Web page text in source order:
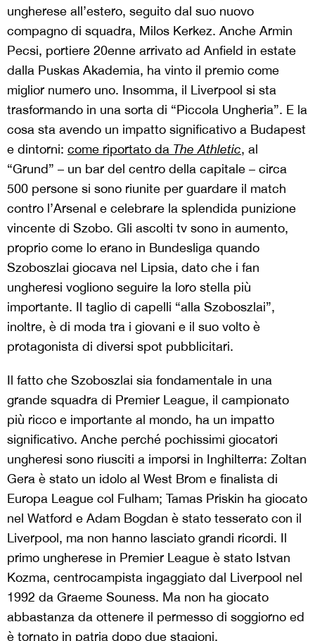
ungherese all’estero, seguito dal suo nuovo
compagno di squadra, Milos Kerkez. Anche Armin
Pecsi, portiere 20enne arrivato ad Anfield in estate
dalla Puskas Akademia, ha vinto il premio come
miglior numero uno. Insomma, il Liverpool si sta
trasformando in una sorta di “Piccola Ungheria”. E la
cosa sta avendo un impatto significativo a Budapest
e dintorni: come riportato da The Athletic, al
“Grund” – un bar del centro della capitale – circa
500 persone si sono riunite per guardare il match
contro l’Arsenal e celebrare la splendida punizione
vincente di Szobo. Gli ascolti tv sono in aumento,
proprio come lo erano in Bundesliga quando
Szoboszlai giocava nel Lipsia, dato che i fan
ungheresi vogliono seguire la loro stella più
importante. Il taglio di capelli “alla Szoboszlai”,
inoltre, è di moda tra i giovani e il suo volto è
protagonista di diversi spot pubblicitari.
Il fatto che Szoboszlai sia fondamentale in una
grande squadra di Premier League, il campionato
più ricco e importante al mondo, ha un impatto
significativo. Anche perché pochissimi giocatori
ungheresi sono riusciti a imporsi in Inghilterra: Zoltan
Gera è stato un idolo al West Brom e finalista di
Europa League col Fulham; Tamas Priskin ha giocato
nel Watford e Adam Bogdan è stato tesserato con il
Liverpool, ma non hanno lasciato grandi ricordi. Il
primo ungherese in Premier League è stato Istvan
Kozma, centrocampista ingaggiato dal Liverpool nel
1992 da Graeme Souness. Ma non ha giocato
abbastanza da ottenere il permesso di soggiorno ed
è tornato in patria dopo due stagioni.